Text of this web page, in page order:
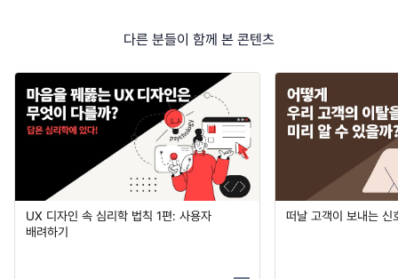
다른 분들이 함께 본 콘텐츠
UX 디자인 속 심리학 법칙 1편: 사용자
배려하기
떠날 고객이 보내는 신